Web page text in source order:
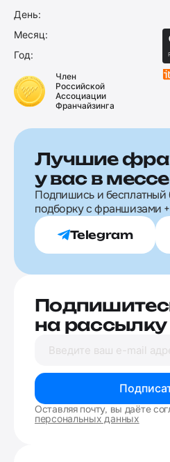
День:
Месяц:
Год:
Член
Российской
Ассоциации
Франчайзинга
Лучшие
у вас в
Подпишись и бесплатный
подборку с франшизами
Telegram
на рассылку
Оставляя почту, вы даёте
персональных данных